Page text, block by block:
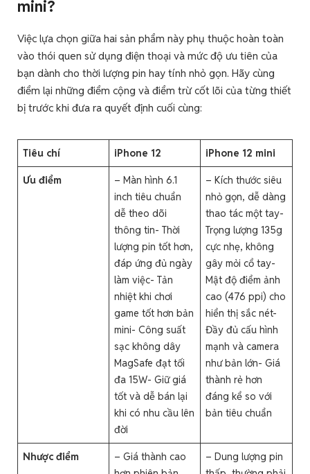
mini?
Việc lựa chọn giữa hai sản phẩm này phụ thuộc hoàn toàn
vào thói quen sử dụng điện thoại và mức độ ưu tiên của
bạn dành cho thời lượng pin hay tính nhỏ gọn. Hãy cùng
điểm lại những điểm cộng và điểm trừ cốt lõi của từng thiết
bị trước khi đưa ra quyết định cuối cùng:
Tiêu chí iPhone 12 iPhone 12 mini
Ưu điểm
– Màn hình 6.1
inch tiêu chuẩn
dễ theo dõi
thông tin- Thời
lượng pin tốt hơn,
đáp ứng đủ ngày
làm việc- Tản
nhiệt khi chơi
game tốt hơn bản
mini- Công suất
sạc không dây
MagSafe đạt tối
đa 15W- Giữ giá
tốt và dễ bán lại
khi có nhu cầu lên
đời
– Kích thước siêu
nhỏ gọn, dễ dàng
thao tác một tay-
Trọng lượng 135g
cực nhẹ, không
gây mỏi cổ tay-
Mật độ điểm ảnh
cao (476 ppi) cho
hiển thị sắc nét-
Đầy đủ cấu hình
mạnh và camera
như bản lớn- Giá
thành rẻ hơn
đáng kể so với
bản tiêu chuẩn
Nhược điểm
– Giá thành cao
– Dung lượng pin